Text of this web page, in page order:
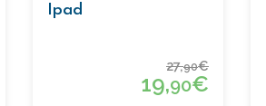
Ipad
27,90€
19,90€